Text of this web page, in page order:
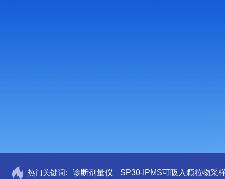
热门关键词: 诊断剂量仪 SP30-IPMS可吸入颗粒物采